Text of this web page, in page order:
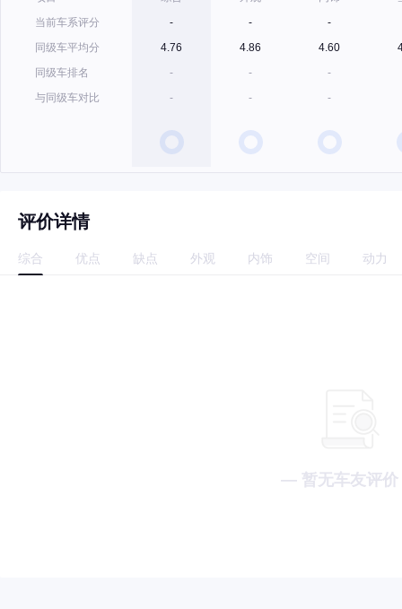
当前车系评分
同级车平均分
同级车排名
与同级车对比
-
4.76
-
-
-
4.86
-
-
-
4.60
-
-
评价详情
综合 优点 缺点 外观 内饰 空间 动力
— 暂无车友评